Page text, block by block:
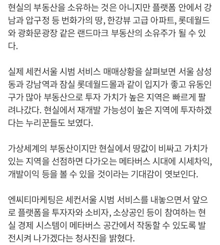
현실의 부동산을 소유하는 것은 아니지만 플랫폼 안에서 강
남과 압구정 등 번화가의 땅, 한강뷰 고급 아파트, 롯데월드
와 광화문광장 같은 랜드마크 부동산의 소유주가 될 수 있
다.
실제 세컨서울 시범 서비스 매매상황을 살펴보면 서울 삼성
동과 강남역과 잠실 롯데월드몰과 같이 입지가 좋고 유동인
구가 많아 부동산으로 투자 가치가 높은 지역은 빠르게 팔
려나갔다. 현실에서 재개발 가능성이 높은 지역에 투자하겠
다는 누리꾼들도 보였다.
가상세계의 부동산이지만 현실에서 땅값이 비싸고 가치가
있는 지역을 선점하면 다가오는 메타버스 시대에 시세차익,
개발이익 등을 볼 수 있을 것이라는 기대감이 엿보인다.
엔씨티마케팅은 세컨서울 시범 서비스를 내놓으면서 앞으
로 플랫폼을 투자자와 소비자, 소상공인 등이 참여하는 현
실 경제 시스템이 메타버스 공간에서 작동할 수 있도록 발
전시켜 나가겠다는 청사진을 밝혔다.